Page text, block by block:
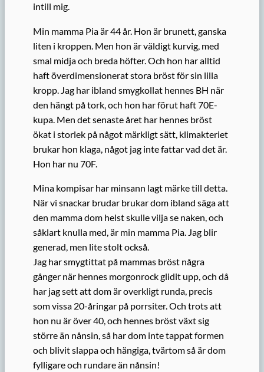
intill mig.
Min mamma Pia är 44 år. Hon är brunett, ganska
liten i kroppen. Men hon är väldigt kurvig, med
smal midja och breda höfter. Och hon har alltid
haft överdimensionerat stora bröst för sin lilla
kropp. Jag har ibland smygkollat hennes BH när
den hängt på tork, och hon har förut haft 70E-
kupa. Men det senaste året har hennes bröst
ökat i storlek på något märkligt sätt, klimakteriet
brukar hon klaga, något jag inte fattar vad det är.
Hon har nu 70F.
Mina kompisar har minsann lagt märke till detta.
När vi snackar brudar brukar dom ibland säga att
den mamma dom helst skulle vilja se naken, och
såklart knulla med, är min mamma Pia. Jag blir
generad, men lite stolt också.
Jag har smygtittat på mammas bröst några
gånger när hennes morgonrock glidit upp, och då
har jag sett att dom är overkligt runda, precis
som vissa 20-åringar på porrsiter. Och trots att
hon nu är över 40, och hennes bröst växt sig
större än nånsin, så har dom inte tappat formen
och blivit slappa och hängiga, tvärtom så är dom
fylligare och rundare än nånsin!